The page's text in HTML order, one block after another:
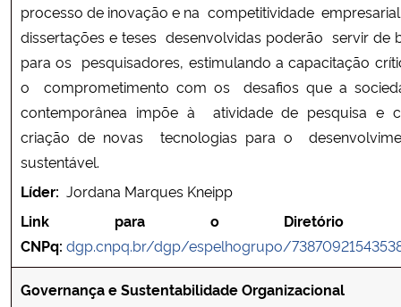
processo de inovação e na competitividade
dissertações e teses desenvolvidas poderão servir de
para os pesquisadores, estimulando a capacitação
o comprometimento com os desafios que a
contemporânea impõe à atividade de pesquisa e
criação de novas tecnologias para o
sustentável.
Líder: Jordana Marques Kneipp
Link para o Diretório
CNPq: dgp.cnpq.br/dgp/espelhogrupo/
Governança e Sustentabilidade Organizacional